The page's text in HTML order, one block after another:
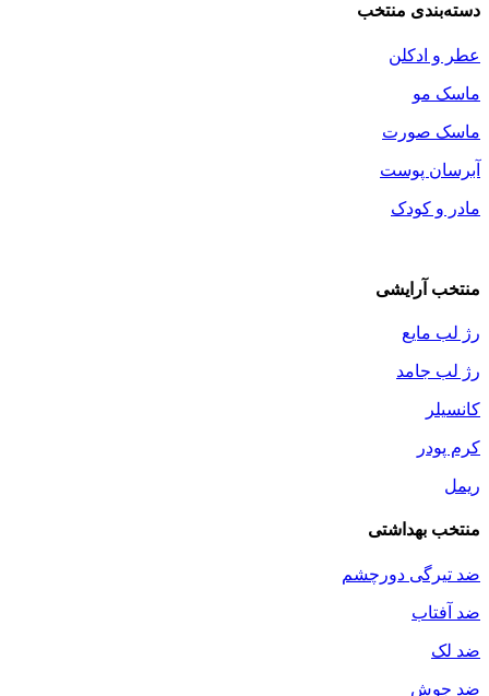
دسته‌بندی منتخب
عطر و ادکلن
ماسک مو
ماسک صورت
آبرسان پوست
مادر و کودک
منتخب آرایشی
رژ لب مایع
رژ لب جامد
کانسیلر
کرم پودر
ریمل
منتخب بهداشتی
ضد تیرگی دورچشم
ضد آفتاب
ضد لک
ضد جوش